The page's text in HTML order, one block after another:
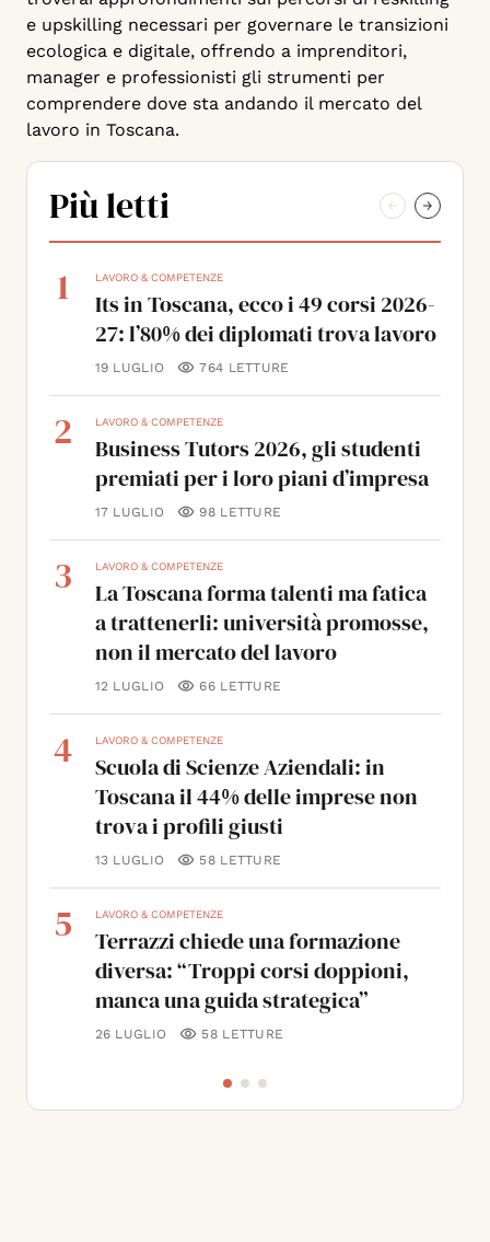
e upskilling necessari per governare le transizioni
ecologica e digitale, offrendo a imprenditori,
manager e professionisti gli strumenti per
comprendere dove sta andando il mercato del
lavoro in Toscana.
Più letti
1
LAVORO & COMPETENZE
Its in Toscana, ecco i 49 corsi 2026-
27: l’80% dei diplomati trova lavoro
19 LUGLIO 764 LETTURE
2 LAVORO & COMPETENZE
Business Tutors 2026, gli studenti
premiati per i loro piani d’impresa
17 LUGLIO 98LETTURE
3 LAVORO & COMPETENZE
La Toscana forma talenti ma fatica
a trattenerli: università promosse,
non il mercato del lavoro
12 LUGLIO 66LETTURE
4 LAVORO & COMPETENZE
Scuola di Scienze Aziendali: in
Toscana il 44% delle imprese non
trova i profili giusti
13 LUGLIO 58LETTURE
5 LAVORO & COMPETENZE
Terrazzi chiede una formazione
diversa: “Troppi corsi doppioni,
manca una guida strategica”
26 LUGLIO 58LETTURE